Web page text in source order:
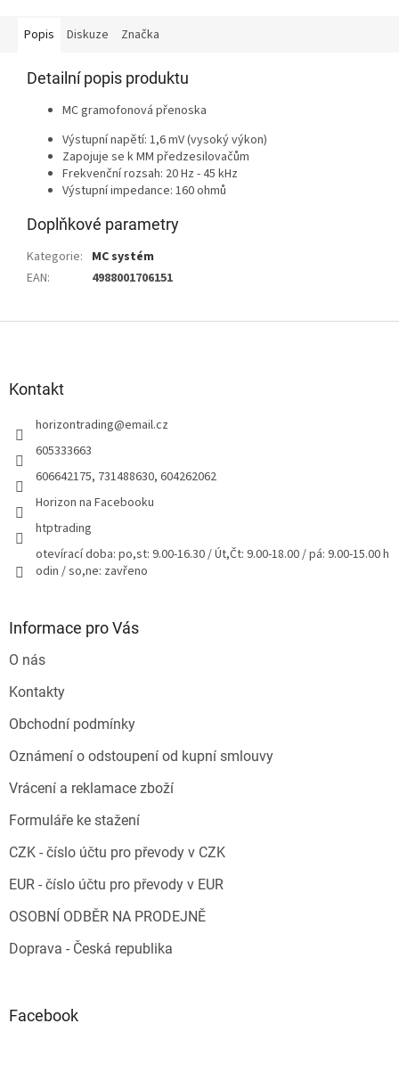
Popis Diskuze Značka
Detailní popis produktu
MC gramofonová přenoska
Výstupní napětí: 1,6 mV (vysoký výkon)
Zapojuje se k MM předzesilovačům
Frekvenční rozsah: 20 Hz - 45 kHz
Výstupní impedance: 160 ohmů
Doplňkové parametry
Kategorie: MC systém
EAN: 4988001706151
Kontakt
horizontrading@email.cz
605333663
606642175, 731488630, 604262062
Horizon na Facebooku
htptrading
otevírací doba: po,st: 9.00-16.30 / Út,Čt: 9.00-18.00 / pá: 9.00-15.00 h
odin / so,ne: zavřeno
Informace pro Vás
O nás
Kontakty
Obchodní podmínky
Oznámení o odstoupení od kupní smlouvy
Vrácení a reklamace zboží
Formuláře ke stažení
CZK - číslo účtu pro převody v CZK
EUR - číslo účtu pro převody v EUR
OSOBNÍ ODBĚR NA PRODEJNĚ
Doprava - Česká republika
Facebook